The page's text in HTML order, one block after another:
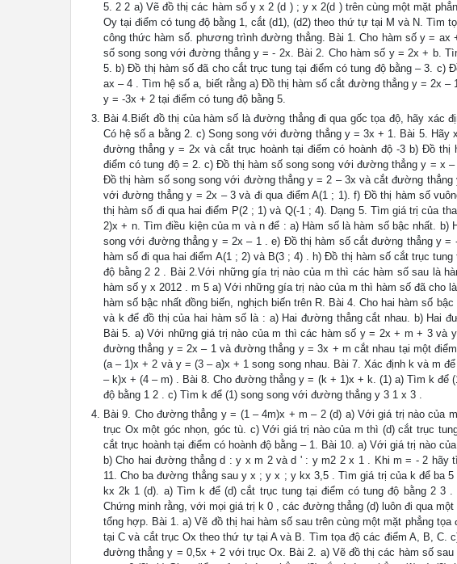
5. 2 2 a) Vẽ đồ thị các hàm số y x 2 (d ) ; y x 2(d ) trên cùng một mặt
Oy tại điểm có tung độ bằng 1, cắt (d1), (d2) theo thứ tự tại M và N. Tìm
công thức hàm số. phương trình đường thẳng. Bài 1. Cho hàm số y =
số song song với đường thẳng y = - 2x. Bài 2. Cho hàm số y = 2x + b.
5. b) Đồ thị hàm số đã cho cắt trục tung tại điểm có tung độ bằng – 3. c)
ax – 4 . Tìm hệ số a, biết rằng a) Đồ thị hàm số cắt đường thẳng y = 2x
y = -3x + 2 tại điểm có tung độ bằng 5.
Bài 4.Biết đồ thị của hàm số là đường thẳng đi qua gốc tọa độ, hãy xác
Có hệ số a bằng 2. c) Song song với đường thẳng y = 3x + 1. Bài 5.
đường thẳng y = 2x và cắt trục hoành tại điểm có hoành độ -3 b) Đồ
điểm có tung độ = 2. c) Đồ thị hàm số song song với đường thẳng y = x
Đồ thị hàm số song song với đường thẳng y = 2 – 3x và cắt đường
với đường thẳng y = 2x – 3 và đi qua điểm A(1 ; 1). f) Đồ thị hàm số
thị hàm số đi qua hai điểm P(2 ; 1) và Q(-1 ; 4). Dạng 5. Tìm giá trị của
2)x + n. Tìm điều kiện của m và n để : a) Hàm số là hàm số bậc nhất. b)
song với đường thẳng y = 2x – 1 . e) Đồ thị hàm số cắt đường thẳng y
hàm số đi qua hai điểm A(1 ; 2) và B(3 ; 4) . h) Đồ thị hàm số cắt trục
độ bằng 2 2 . Bài 2.Với những gía trị nào của m thì các hàm số sau là
hàm số y x 2012 . m 5 a) Với những gía trị nào của m thì hàm số đã cho
hàm số bậc nhất đồng biến, nghịch biến trên R. Bài 4. Cho hai hàm số
và k để đồ thị của hai hàm số là : a) Hai đường thẳng cắt nhau. b) Hai
Bài 5. a) Với những giá trị nào của m thì các hàm số y = 2x + m + 3 và
đường thẳng y = 2x – 1 và đường thẳng y = 3x + m cắt nhau tại một
(a – 1)x + 2 và y = (3 – a)x + 1 song song nhau. Bài 7. Xác định k và m
– k)x + (4 – m) . Bài 8. Cho đường thẳng y = (k + 1)x + k. (1) a) Tìm k để
độ bằng 1 2 . c) Tìm k để (1) song song với đường thẳng y 3 1 x 3 .
Bài 9. Cho đường thẳng y = (1 – 4m)x + m – 2 (d) a) Với giá trị nào của
trục Ox một góc nhọn, góc tù. c) Với giá trị nào của m thì (d) cắt trục
cắt trục hoành tại điểm có hoành độ bằng – 1. Bài 10. a) Với giá trị nào
b) Cho hai đường thẳng d : y x m 2 và d ' : y m2 2 x 1 . Khi m = - 2 hãy
11. Cho ba đường thẳng sau y x ; y x ; y kx 3,5 . Tìm giá trị của k để ba
kx 2k 1 (d). a) Tìm k để (d) cắt trục tung tại điểm có tung độ bằng 2 3
Chứng minh rằng, với mọi giá trị k 0 , các đường thẳng (d) luôn đi qua
tổng hợp. Bài 1. a) Vẽ đồ thị hai hàm số sau trên cùng một mặt phẳng
tại C và cắt trục Ox theo thứ tự tại A và B. Tìm tọa độ các điểm A, B, C.
đường thẳng y = 0,5x + 2 với trục Ox. Bài 2. a) Vẽ đồ thị các hàm số